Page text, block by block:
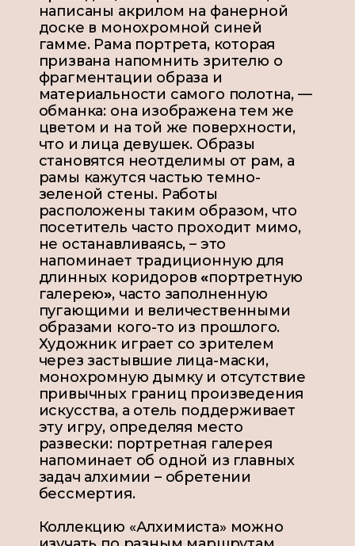
написаны акрилом на фанерной
доске в монохромной синей
гамме. Рама портрета, которая
призвана напомнить зрителю о
фрагментации образа и
материальности самого полотна, —
обманка: она изображена тем же
цветом и на той же поверхности,
что и лица девушек. Образы
становятся неотделимы от рам, а
рамы кажутся частью темно-
зеленой стены. Работы
расположены таким образом, что
посетитель часто проходит мимо,
не останавливаясь, – это
напоминает традиционную для
длинных коридоров«портретную
галерею», часто заполненную
пугающими и величественными
образами кого-то из прошлого.
Художник играет со зрителем
через застывшие лица-маски,
монохромную дымку и отсутствие
привычных границ произведения
искусства, а отель поддерживает
эту игру, определяя место
развески: портретная галерея
напоминает об одной из главных
задач алхимии – обретении
бессмертия.
Коллекцию «Алхимиста» можно